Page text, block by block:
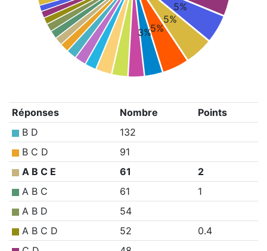
5%
5%
5%
3%
Réponses Nombre
Points
B D
132
B C D
91
A B C E
61
2
A B C
61
1
A B D
54
A B C D
52
0.4